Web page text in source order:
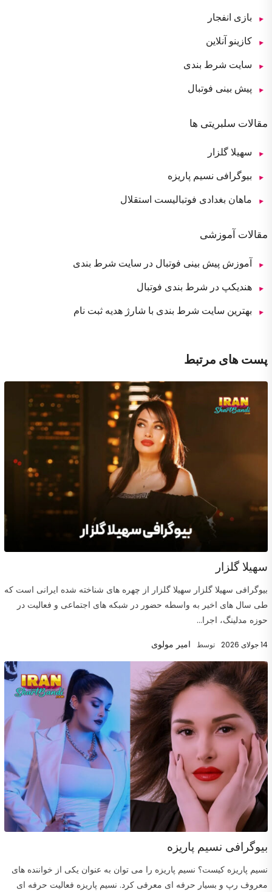
بازی انفجار
کازینو آنلاین
سایت شرط بندی
پیش بینی فوتبال
مقالات سلبریتی ها
سهیلا گلزار
بیوگرافی نسیم پاریزه
ماهان بغدادی فوتبالیست استقلال
مقالات آموزشی
آموزش پیش بینی فوتبال در سایت شرط بندی
هندیکپ در شرط بندی فوتبال
بهترین سایت شرط بندی با شارژ هدیه ثبت نام
پست های مرتبط
سهیلا گلزار
بیوگرافی سهیلا گلزار سهیلا گلزار از چهره های شناخته شده ایرانی است که
طی سال های اخیر به واسطه حضور در شبکه های اجتماعی و فعالیت در
حوزه مدلینگ، اجرا...
14 جولای 2026 توسط امیر مولوی
بیوگرافی نسیم پاریزه
نسیم پاریزه کیست؟ نسیم پاریزه را می توان به عنوان یکی از خواننده های
معروف رپ و بسیار حرفه ای معرفی کرد. نسیم پاریزه فعالیت حرفه ای